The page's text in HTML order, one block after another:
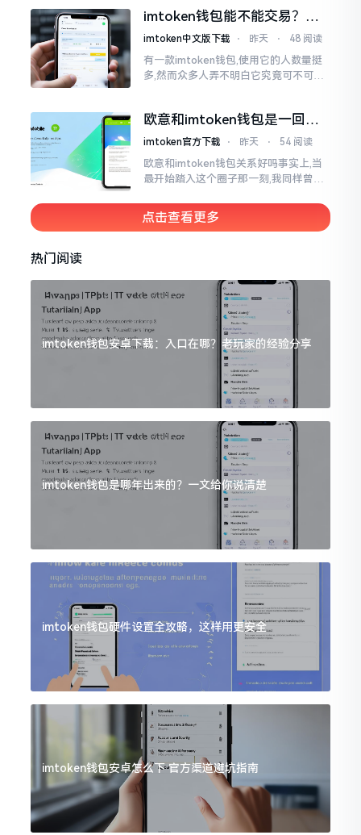
imtoken钱包能不能交易？一
文说清楚
imtoken中文版下载 ⋅ 昨天 ⋅ 48 阅读
有一款imtoken钱包,使用它的人数量挺
多,然而众多人弄不明白它究竟可不可以
存钱罐与菜市场那般
欧意和imtoken钱包是一回事
吗？搞清楚了再装钱包
imtoken官方下载 ⋅ 昨天 ⋅ 54 阅读
欧意和imtoken钱包关系好吗事实上,当
最开始踏入这个圈子那一刻,我同样曾因
一母体渊源所致的关联。而后随着时间
推移才逐渐明晰
点击查看更多
热门阅读
imtoken钱包安卓下载：入口在哪？老玩家的经验分享
imtoken钱包是哪年出来的？一文给你说清楚
imtoken钱包硬件设置全攻略，这样用更安全
imtoken钱包安卓怎么下 官方渠道避坑指南